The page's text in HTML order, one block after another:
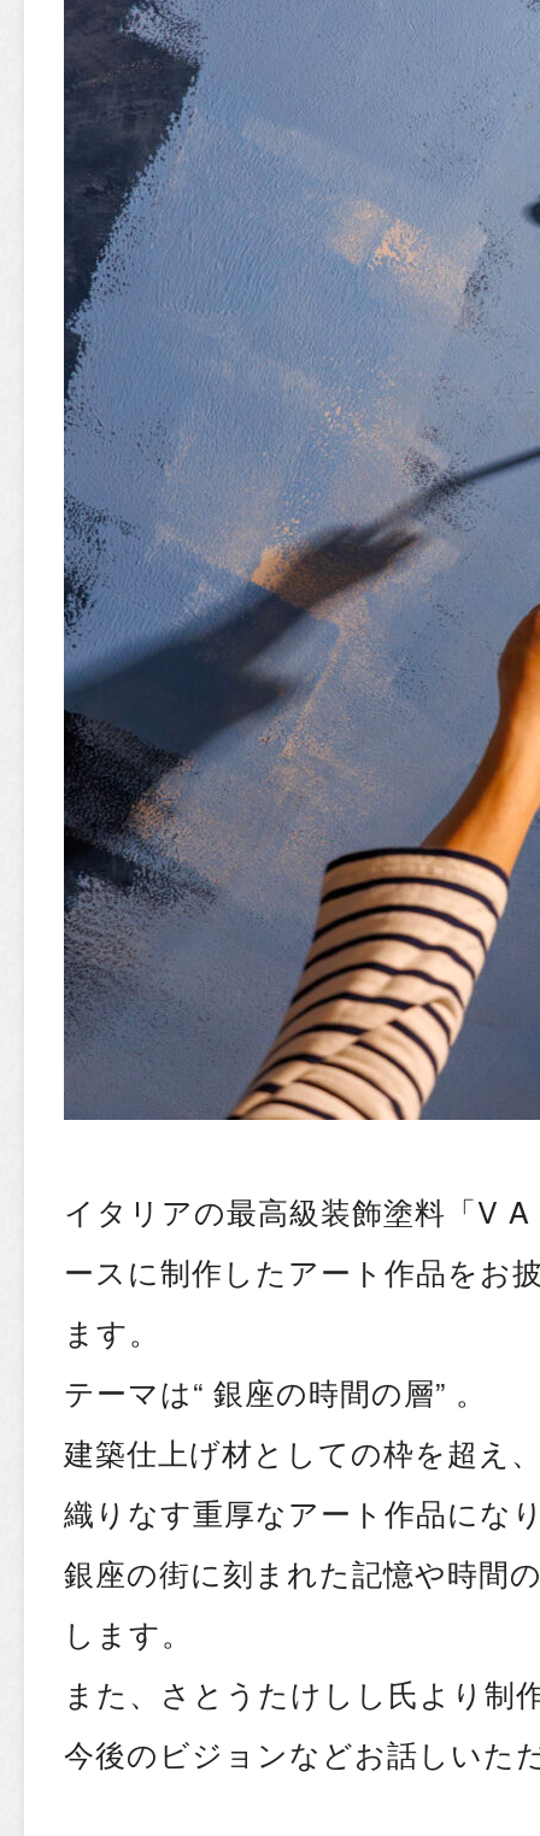
イタリアの最高級装飾塗料「V
ースに制作したアート作品をお
ます。
テーマは“ 銀座の時間の層” 。
建築仕上げ材としての枠を超え
織りなす重厚なアート作品にな
銀座の街に刻まれた記憶や時間
します。
また、さとうたけしし氏より制
今後のビジョンなどお話しいた